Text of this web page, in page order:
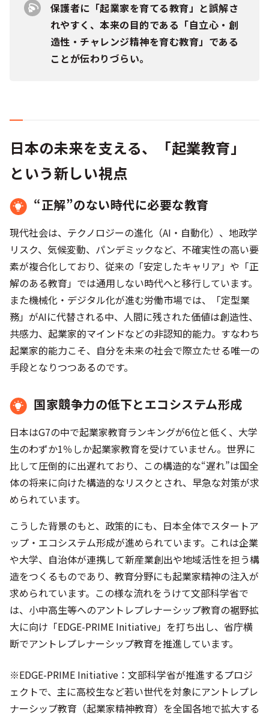
保護者に「起業家を育てる教育」と誤解さ
れやすく、本来の目的である「自立心・創
造性・チャレンジ精神を育む教育」である
ことが伝わりづらい。
日本の未来を支える、「起業教育」
という新しい視点
“正解”のない時代に必要な教育
現代社会は、テクノロジーの進化（AI・自動化）、地政学
リスク、気候変動、パンデミックなど、不確実性の高い要
素が複合化しており、従来の「安定したキャリア」や「正
解のある教育」では通用しない時代へと移行しています。
また機械化・デジタル化が進む労働市場では、「定型業
務」がAIに代替される中、人間に残された価値は創造性、
共感力、起業家的マインドなどの非認知的能力。すなわち
起業家的能力こそ、自分を未来の社会で際立たせる唯一の
手段となりつつあるのです。
国家競争力の低下とエコシステム形成
日本はG7の中で起業家教育ランキングが6位と低く、大学
生のわずか1％しか起業家教育を受けていません。世界に
比して圧倒的に出遅れており、この構造的な“遅れ”は国全
体の将来に向けた構造的なリスクとされ、早急な対策が求
められています。
こうした背景のもと、政策的にも、日本全体でスタートア
ップ・エコシステム形成が進められています。これは企業
や大学、自治体が連携して新産業創出や地域活性を担う構
造をつくるものであり、教育分野にも起業家精神の注入が
求められています。この様な流れをうけて文部科学省で
は、小中高生等へのアントレプレナーシップ教育の裾野拡
大に向け「EDGE-PRIME Initiative」を打ち出し、省庁横
断でアントレプレナーシップ教育を推進しています。
※EDGE-PRIME Initiative：文部科学省が推進するプロジ
ェクトで、主に高校生など若い世代を対象にアントレプレ
ナーシップ教育（起業家精神教育）を全国各地で拡大する